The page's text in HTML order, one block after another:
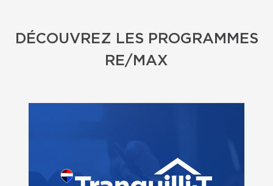
DÉCOUVREZ LES PROGRAMMES
RE/MAX